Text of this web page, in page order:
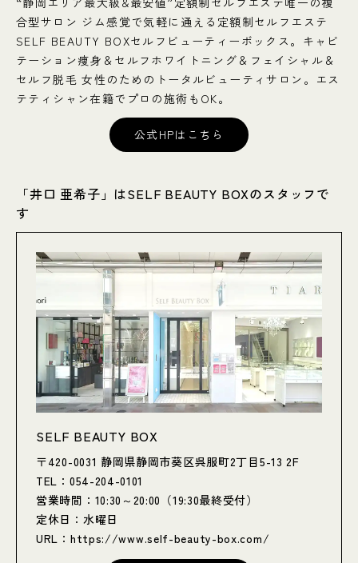
合型サロン ジム感覚で気軽に通える定額制セルフエステ
SELF BEAUTY BOXセルフビューティーボックス。キャビ
テーション痩身＆セルフホワイトニング＆フェイシャル＆
セルフ脱毛 女性のためのトータルビューティサロン。エス
テティシャン在籍でプロの施術もOK。
公式HPはこちら
「井口 亜希子」はSELF BEAUTY BOXのスタッフで
す
SELF BEAUTY BOX
〒420-0031 静岡県静岡市葵区呉服町2丁目5-13 2F
TEL：054-204-0101
営業時間：10:30～20:00（19:30最終受付）
定休日：水曜日
URL： https://www.self-beauty-box.com/